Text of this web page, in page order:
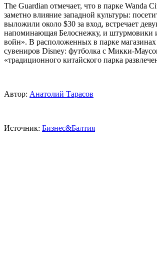
The Guardian отмечает, что в парке Wanda
заметно влияние западной культуры:
выложили около $30 за вход, встречает
напоминающая Белоснежку, и штурмовики
войн». В расположенных в парке
сувениров Disney: футболка с Микки-
«традиционного китайского парка
Автор: Анатолий Тарасов
Источник: Бизнес&Балтия